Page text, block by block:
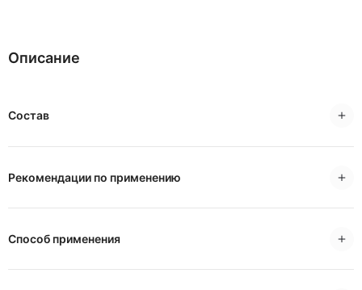
Описание
Состав
Рекомендации по применению
Способ применения